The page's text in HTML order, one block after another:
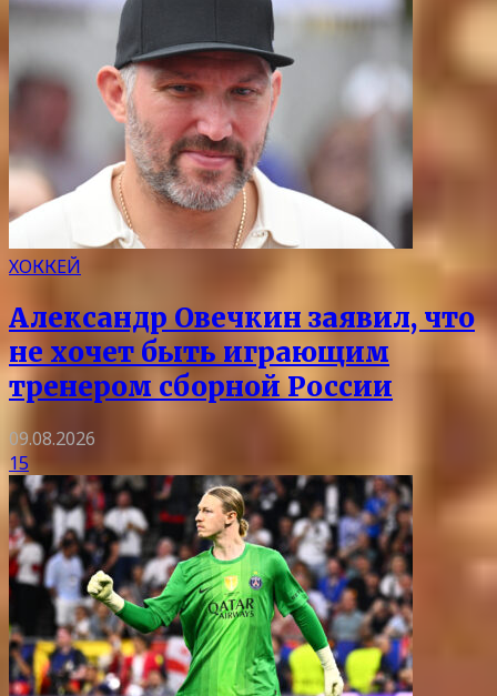
ХОККЕЙ
Александр Овечкин заявил, что
не хочет быть играющим
тренером сборной России
09.08.2026
15